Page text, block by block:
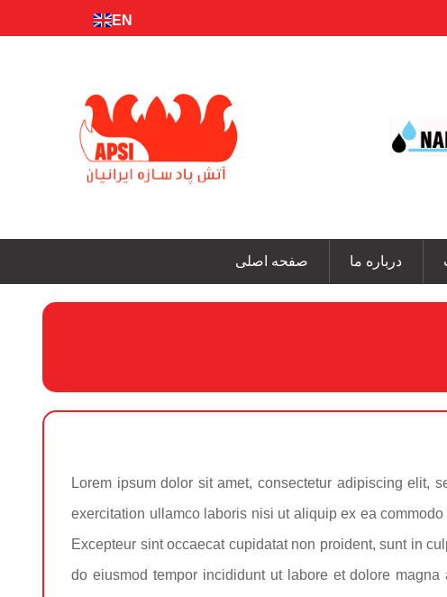
EN
FA
صفحه اصلی درباره ما
Lorem ipsum dolor sit amet, consectetur adipiscing elit,
exercitation ullamco laboris nisi ut aliquip ex ea
Excepteur sint occaecat cupidatat non proident, sunt in
do eiusmod tempor incididunt ut labore et dolore